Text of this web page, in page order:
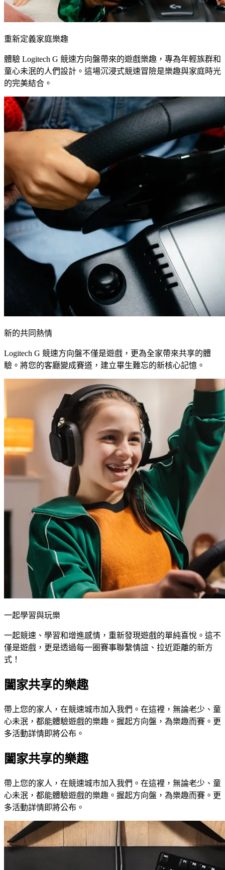
重新定義家庭樂趣
體驗 Logitech G 競速方向盤帶來的遊戲樂趣，專為年輕族群和
童心未泯的人們設計。這場沉浸式競速冒險是樂趣與家庭時光
的完美結合。
新的共同熱情
Logitech G 競速方向盤不僅是遊戲，更為全家帶來共享的體
驗。將您的客廳變成賽道，建立畢生難忘的新核心記憶。
一起學習與玩樂
一起競速、學習和增進感情，重新發現遊戲的單純喜悅。這不
僅是遊戲，更是透過每一圈賽事聯繫情誼、拉近距離的新方
式！
闔家共享的樂趣
帶上您的家人，在競速城市加入我們。在這裡，無論老少、童
心未泯，都能體驗遊戲的樂趣。握起方向盤，為樂趣而賽。更
多活動詳情即將公布。
闔家共享的樂趣
帶上您的家人，在競速城市加入我們。在這裡，無論老少、童
心未泯，都能體驗遊戲的樂趣。握起方向盤，為樂趣而賽。更
多活動詳情即將公布。